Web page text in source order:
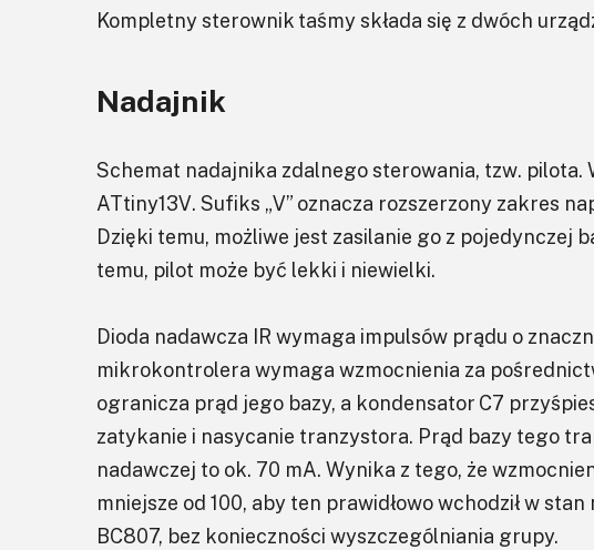
Kompletny sterownik taśmy składa się z dwóch
Nadajnik
Schemat nadajnika zdalnego sterowania, tzw.
ATtiny13V. Sufiks „V” oznacza rozszerzony zakres
Dzięki temu, możliwe jest zasilanie go z pojedynczej
temu, pilot może być lekki i niewielki.
Dioda nadawcza IR wymaga impulsów prądu o
mikrokontrolera wymaga wzmocnienia za
ogranicza prąd jego bazy, a kondensator C7
zatykanie i nasycanie tranzystora. Prąd bazy tego
nadawczej to ok. 70 mA. Wynika z tego, że
mniejsze od 100, aby ten prawidłowo wchodził w
BC807, bez konieczności wyszczególniania grupy.